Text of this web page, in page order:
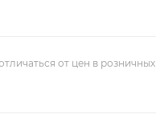
от цен в розничных